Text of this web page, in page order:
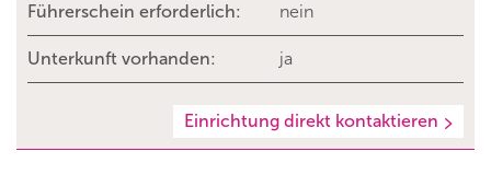
Führerschein erforderlich: nein
Unterkunft vorhanden: ja
Einrichtung direkt kontaktieren